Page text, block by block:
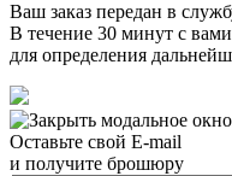
Ваш заказ передан в
В течение 30 минут с
для определения
Оставьте свой E-mail
и получите брошюру